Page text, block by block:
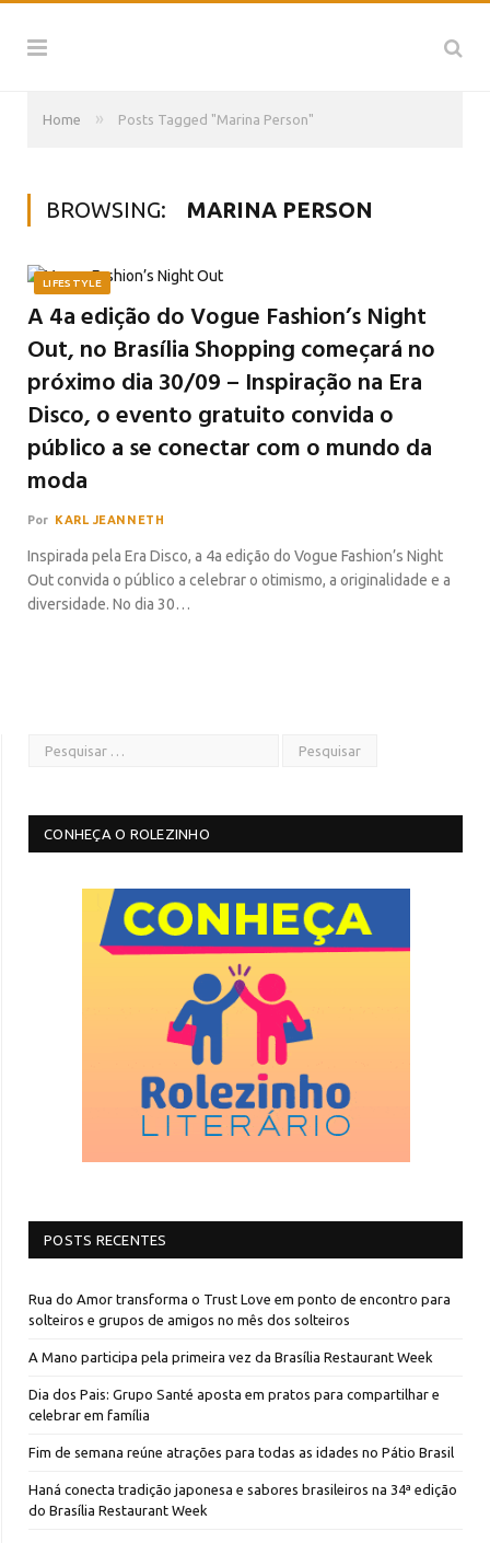
Home » Posts Tagged "Marina Person"
BROWSING: MARINA PERSON
LIFESTYLE
A 4a edição do Vogue Fashion’s Night
Out, no Brasília Shopping começará no
próximo dia 30/09 – Inspiração na Era
Disco, o evento gratuito convida o
público a se conectar com o mundo da
moda
Por KARL JEANNETH
Inspirada pela Era Disco, a 4a edição do Vogue Fashion’s Night
Out convida o público a celebrar o otimismo, a originalidade e a
diversidade. No dia 30…
CONHEÇA O ROLEZINHO
POSTS RECENTES
Rua do Amor transforma o Trust Love em ponto de encontro para
solteiros e grupos de amigos no mês dos solteiros
A Mano participa pela primeira vez da Brasília Restaurant Week
Dia dos Pais: Grupo Santé aposta em pratos para compartilhar e
celebrar em família
Fim de semana reúne atrações para todas as idades no Pátio Brasil
Haná conecta tradição japonesa e sabores brasileiros na 34ª edição
do Brasília Restaurant Week